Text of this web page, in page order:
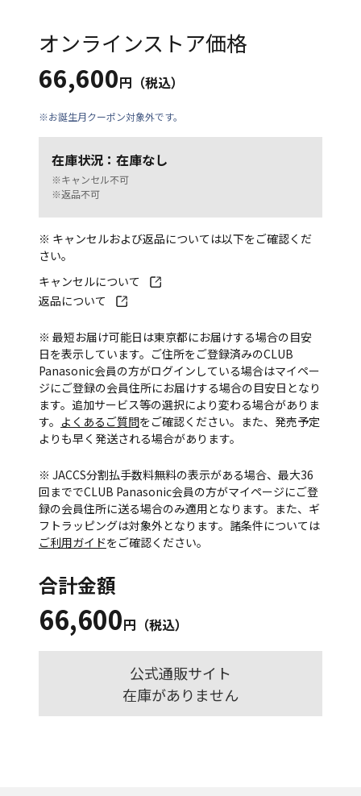
オンラインストア価格
66,600円（税込）
※お誕生月クーポン対象外です。
在庫状況：在庫なし
※キャンセル不可
※返品不可
※ キャンセルおよび返品については以下をご確認くだ
さい。
キャンセルについて
返品について
※ 最短お届け可能日は東京都にお届けする場合の目安
日を表示しています。ご住所をご登録済みのCLUB
Panasonic会員の方がログインしている場合はマイペー
ジにご登録の会員住所にお届けする場合の目安日となり
ます。追加サービス等の選択により変わる場合がありま
す。 よくあるご質問をご確認ください。また、発売予定
よりも早く発送される場合があります。
※ JACCS分割払手数料無料の表示がある場合、最大36
回まででCLUB Panasonic会員の方がマイページにご登
録の会員住所に送る場合のみ適用となります。また、ギ
フトラッピングは対象外となります。諸条件については
ご利用ガイドをご確認ください。
合計金額
66,600円（税込）
公式通販サイト
在庫がありません